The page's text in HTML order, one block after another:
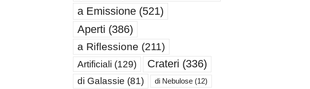
a Emissione(521)
Aperti (386)
a Riflessione (211)
Artificiali (129) Crateri (336)
di Galassie (81) di Nebulose(12)